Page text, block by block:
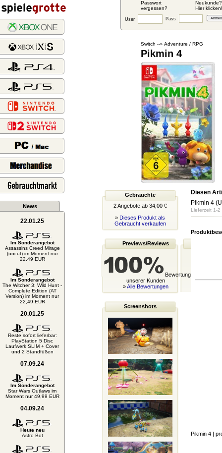
Passwort
vergessen?
Neukunde?
Hier klicken!
User Pass
News
22.01.25
Im Sonderangebot
Assassins Creed Mirage
(uncut) im Moment nur
22,49 EUR
Im Sonderangebot
The Witcher 3: Wild Hunt -
Complete Edition (AT
Version) im Moment nur
22,49 EUR
20.01.25
Reste sofort lieferbar:
PlayStation 5 Disc
Laufwerk SLIM + Cover
und 2 Standfüßen
07.09.24
Im Sonderangebot
Star Wars Outlaws im
Moment nur 49,99 EUR
04.09.24
Heute neu
Astro Bot
Switch --» Adventure / RPG
Pikmin 4
Gebrauchte
2 Angebote ab 34,00 €
» Dieses Produkt als
Gebraucht verkaufen
Previews/Reviews
Bewertung
unserer Kunden
»Alle Bewertungen
Screenshots
Diesen
Pikmin 4
Lieferzeit 1-2
Pikmin 4|